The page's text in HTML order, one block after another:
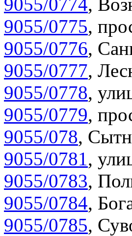
9055/0775,
9055/0776,
9055/0777,
9055/0778,
9055/0779,
9055/078,
9055/0781,
9055/0783,
9055/0784,
9055/0785,